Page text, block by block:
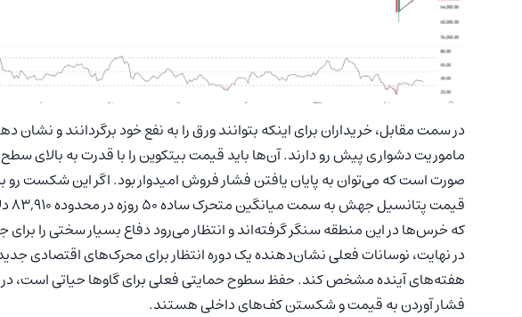
در سمت مقابل، خریداران برای اینکه بتوانند ورق را به نفع خود برگردانند و
صورت است که می‌توان به پایان یافتن فشار فروش امیدوار بود. اگر این شکست رو
که خرس‌ها در این منطقه سنگر گرفته‌اند و انتظار می‌رود دفاع بسیار سختی را
در نهایت، نوسانات فعلی نشان‌دهنده یک دوره انتظار برای محرک‌های اقتصادی
هفته‌های آینده مشخص کند. حفظ سطوح حمایتی فعلی برای گاوها حیاتی است، در
فشار آوردن به قیمت و شکستن کف‌های داخلی هستند.